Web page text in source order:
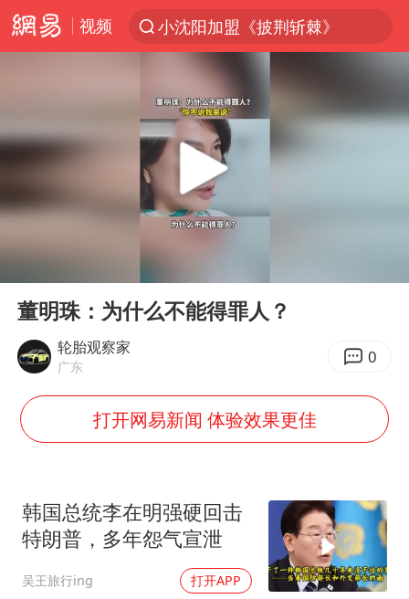
视频
小沈阳加盟《披荆斩棘》
白海豚雨量超越利奇马、巴威
人形机器人第一股
多地银行上调存款利率
上海地铁4条线路全线停运
白海豚路径图
NBA传奇教练老尼尔森去世
律师谈贾冰私人饭局被偷拍
男子结婚8年3个女儿都不是亲生
5万小车卖不动 微型代步车集体遇冷
手机真会“偷听”我们说话吗
梅婷12岁女儿百花奖发言
Play
董明珠：为什么不能得罪人？
轮胎观察家
广东 0
打开网易新闻 体验效果更佳
韩国总统李在明强硬回击
特朗普，多年怨气宣泄
吴王旅行ing 打开APP